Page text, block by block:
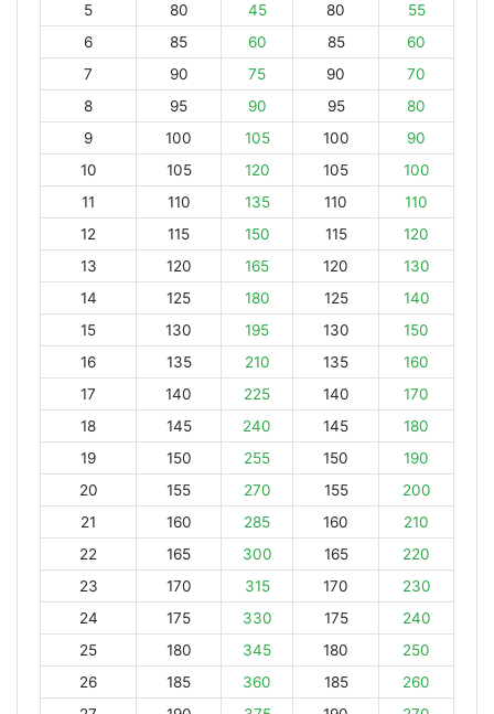
5
80 45 80
55
6
85 60 85
60
7
90 75 90
70
8
95 90 95
80
9
100 105 100
90
10
105 120 105
100
11
110 135 110
110
12
115 150 115
120
13
120 165 120
130
14
125 180 125
140
15
130 195 130
150
16
135 210 135
160
17
140 225 140
170
18
145 240 145
180
19
150 255 150
190
20
155 270 155
200
21
160 285 160
210
22
165 300 165
220
23
170 315 170
230
24
175 330 175
240
25
180 345 180
250
26
185 360 185
260